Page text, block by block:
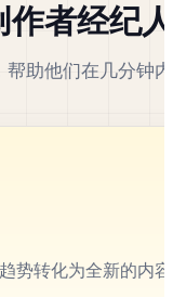
作者经纪人
助他们在几分钟
势转化为全新的内